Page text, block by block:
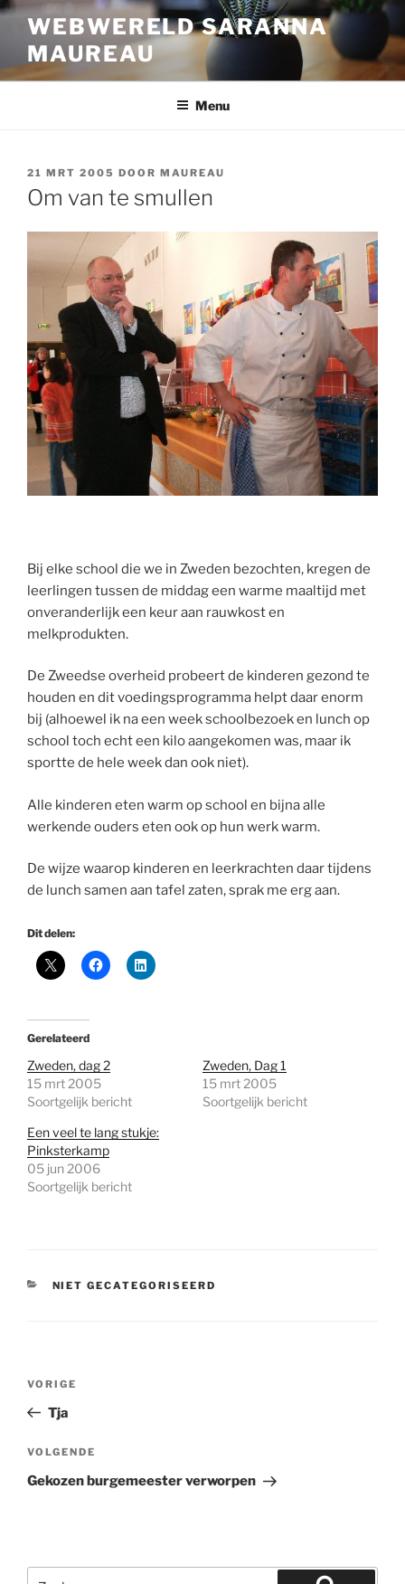
Ga
inhoud
WEBWERELD SARANNA
MAUREAU
Menu
GEPLAATST
OP
21 MRT 2005 DOOR MAUREAU
Om van te smullen
Bij elke school die we in Zweden bezochten, kregen de
leerlingen tussen de middag een warme maaltijd met
onveranderlijk een keur aan rauwkost en
melkprodukten.
De Zweedse overheid probeert de kinderen gezond te
houden en dit voedingsprogramma helpt daar enorm
bij (alhoewel ik na een week schoolbezoek en lunch op
school toch echt een kilo aangekomen was, maar ik
sportte de hele week dan ook niet).
Alle kinderen eten warm op school en bijna alle
werkende ouders eten ook op hun werk warm.
De wijze waarop kinderen en leerkrachten daar tijdens
de lunch samen aan tafel zaten, sprak me erg aan.
Dit delen:
Gerelateerd
Zweden, dag 2
15 mrt 2005
Soortgelijk bericht
Zweden, Dag 1
15 mrt 2005
Soortgelijk bericht
Een veel te lang stukje:
Pinksterkamp
05 jun 2006
Soortgelijk bericht
CATEGORIEËN
NIET GECATEGORISEERD
Vorig
bericht
VORIGE
Tja
Volgend
bericht
VOLGENDE
Gekozen burgemeester verworpen